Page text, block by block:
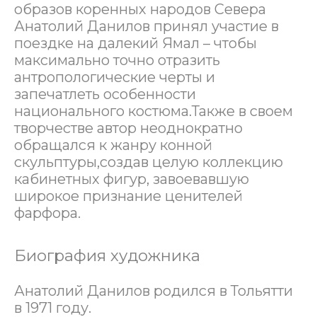
образов коренных народов Севера
Анатолий Данилов принял участие в
поездке на далекий Ямал – чтобы
максимально точно отразить
антропологические черты и
запечатлеть особенности
национального костюма.Также в своем
творчестве автор неоднократно
обращался к жанру конной
скульптуры,создав целую коллекцию
кабинетных фигур, завоевавшую
широкое признание ценителей
фарфора.
Биография художника
Анатолий Данилов родился в Тольятти
в 1971 году.